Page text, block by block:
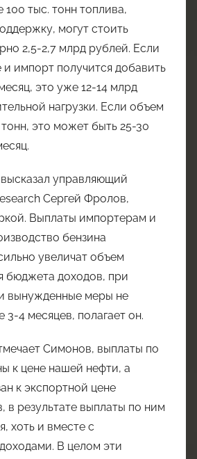
100 тыс. тонн топлива,
могут стоить
2,5-2,7 млрд рублей. Если
импорт получится добавить
это уже 12-14 млрд
нагрузки. Если объем
это может быть 25-30
управляющий
Сергей Фролов,
Выплаты импортерам и
бензина
увеличат объем
бюджета доходов, при
вынужденные меры не
3-4 месяцев, полагает он.
Симонов, выплаты по
к цене нашей нефти, а
к экспортной цене
в результате выплаты по ним
хоть и вместе с
В целом эти